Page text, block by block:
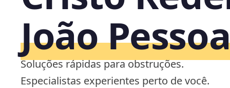
João
Soluções rápidas para obstruções.
Especialistas experientes perto de você.